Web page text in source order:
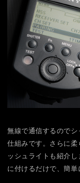
無線で通信するので
仕組みです。さらに
ッシュライトも紹介
に付けるだけで、簡単